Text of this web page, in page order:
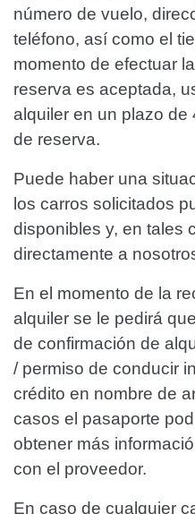
número de vuelo,
teléfono, así como el
momento de efectuar
reserva es aceptada,
alquiler en un plazo de
de reserva.
Puede haber una
los carros solicitados
disponibles y, en tales
directamente a
En el momento de la
alquiler se le pedirá
de confirmación de
/ permiso de conducir
crédito en nombre de
casos el pasaporte
obtener más
con el proveedor.
En caso de cualquier